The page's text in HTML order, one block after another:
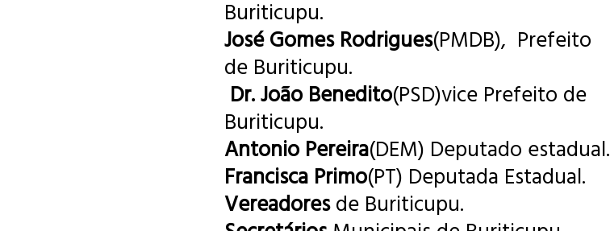
Buriticupu.
José Gomes Rodrigues(PMDB), Prefeito
de Buriticupu.
Dr. João Benedito(PSD)vice Prefeito de
Buriticupu.
Antonio Pereira(DEM) Deputado estadual.
Francisca Primo(PT) Deputada Estadual.
Vereadoresde Buriticupu.